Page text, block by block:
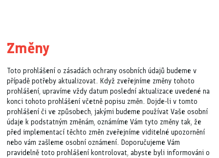
Změny
Toto prohlášení o zásadách ochrany osobních údajů budeme v
případě potřeby aktualizovat. Když zveřejníme změny tohoto
prohlášení, upravíme vždy datum poslední aktualizace uvedené na
konci tohoto prohlášení včetně popisu změn. Dojde-li v tomto
prohlášení či ve způsobech, jakými budeme používat Vaše osobní
údaje k podstatným změnám, oznámíme Vám tyto změny tak, že
před implementací těchto změn zveřejníme viditelné upozornění
nebo vám zašleme osobní oznámení. Doporučujeme Vám
pravidelně toto prohlášení kontrolovat, abyste byli informováni o